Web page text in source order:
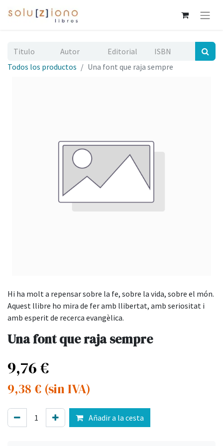
Todos los productos Una font que raja sempre
Hi ha molt a repensar sobre la fe, sobre la vida, sobre el món.
Aquest llibre ho mira de fer amb llibertat, amb seriositat i
amb esperit de recerca evangèlica.
Una font que raja sempre
9,76€
9,38 € (sin IVA)
Añadir a la cesta